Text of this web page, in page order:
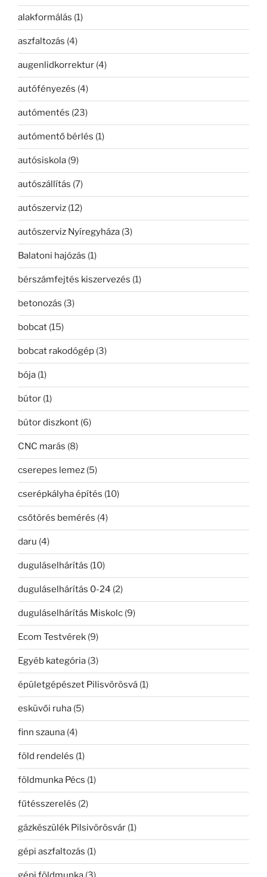
alakformálás (1)
aszfaltozás (4)
augenlidkorrektur (4)
autófényezés (4)
autómentés (23)
autómentő bérlés (1)
autósiskola (9)
autószállítás (7)
autószerviz (12)
autószerviz Nyíregyháza (3)
Balatoni hajózás (1)
bérszámfejtés kiszervezés (1)
betonozás (3)
bobcat (15)
bobcat rakodógép (3)
bója (1)
bútor (1)
bútor diszkont (6)
CNC marás (8)
cserepes lemez (5)
cserépkályha építés (10)
csőtörés bemérés (4)
daru (4)
duguláselhárítás (10)
duguláselhárítás 0-24 (2)
duguláselhárítás Miskolc (9)
Ecom Testvérek (9)
Egyéb kategória (3)
épületgépészet Pilisvörösvá (1)
esküvői ruha (5)
finn szauna (4)
föld rendelés (1)
földmunka Pécs (1)
fűtésszerelés (2)
gázkészülék Pilsivörösvár (1)
gépi aszfaltozás (1)